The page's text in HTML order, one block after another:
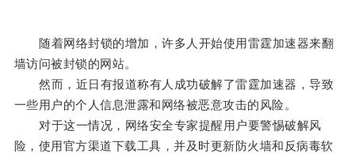
随着网络封锁的增加，许多人开始使用雷霆加速器来翻
墙访问被封锁的网站。
然而，近日有报道称有人成功破解了雷霆加速器，导致
一些用户的个人信息泄露和网络被恶意攻击的风险。
对于这一情况，网络安全专家提醒用户要警惕破解风
险，使用官方渠道下载工具，并及时更新防火墙和反病毒软